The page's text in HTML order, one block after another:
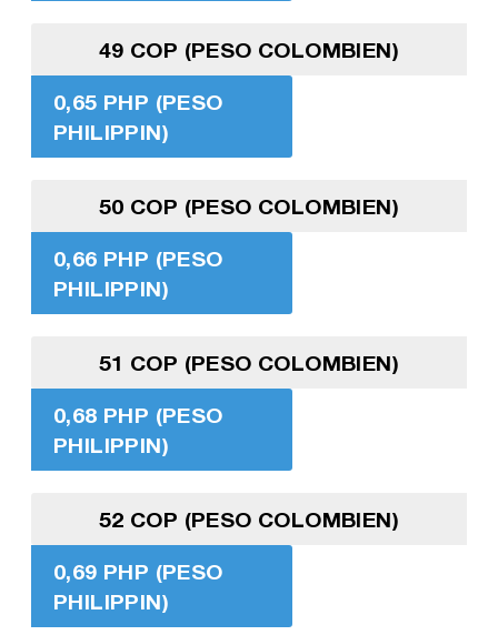
49 COP (PESO COLOMBIEN)
0,65 PHP (PESO
PHILIPPIN)
50 COP (PESO COLOMBIEN)
0,66 PHP (PESO
PHILIPPIN)
51 COP (PESO COLOMBIEN)
0,68 PHP (PESO
PHILIPPIN)
52 COP (PESO COLOMBIEN)
0,69 PHP (PESO
PHILIPPIN)